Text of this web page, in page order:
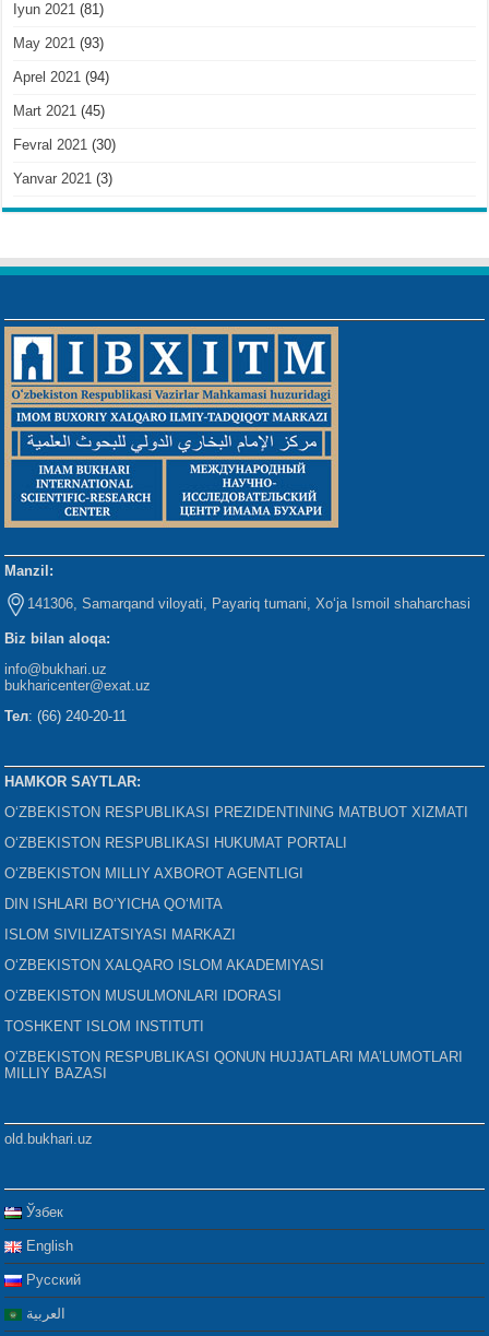
Iyun 2021 (81)
May 2021 (93)
Aprel 2021 (94)
Mart 2021 (45)
Fevral 2021 (30)
Yanvar 2021 (3)
Manzil:
141306, Samarqand viloyati, Payariq tumani, Xo‘ja Ismoil shaharchasi
Biz bilan aloqa:
info@bukhari.uz
bukharicenter@exat.uz
Тел: (66) 240-20-11
HAMKOR SAYTLAR:
O‘ZBEKISTON RESPUBLIKASI PREZIDENTINING MATBUOT XIZMATI
O‘ZBEKISTON RESPUBLIKASI HUKUMAT PORTALI
O‘ZBEKISTON MILLIY AXBOROT AGENTLIGI
DIN ISHLARI BO‘YICHA QO‘MITA
ISLOM SIVILIZATSIYASI MARKAZI
O‘ZBEKISTON XALQARO ISLOM AKADEMIYASI
O‘ZBEKISTON MUSULMONLARI IDORASI
TOSHKENT ISLOM INSTITUTI
O‘ZBEKISTON RESPUBLIKASI QONUN HUJJATLARI MA’LUMOTLARI
MILLIY BAZASI
old.bukhari.uz
Ўзбек
English
Русский
العربية